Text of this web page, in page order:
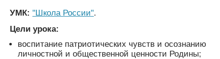
УМК: "Школа России".
Цели урока:
воспитание патриотических чувств и осознанию
личностной и общественной ценности Родины;